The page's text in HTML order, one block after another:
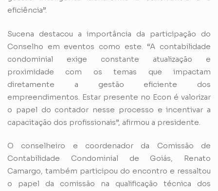
eficiência”.
Sucena destacou a importância da participação do
Conselho em eventos como este. “A contabilidade
condominial exige constante atualização e
proximidade com os temas que impactam
diretamente a gestão eficiente dos
empreendimentos. Estar presente no Econ é valorizar
o papel do contador nesse processo e incentivar a
capacitação dos profissionais”, afirmou a presidente.
O conselheiro e coordenador da Comissão de
Contabilidade Condominial de Goiás, Renato
Camargo, também participou do encontro e ressaltou
o papel da comissão na qualificação técnica dos